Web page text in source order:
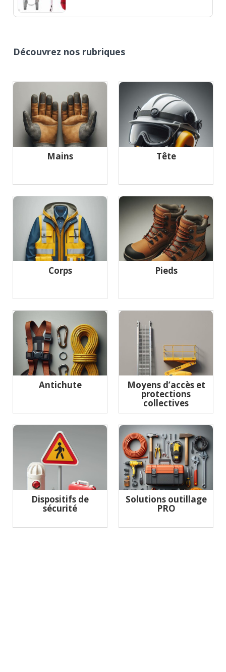
Découvrez nos rubriques
Mains Tête
Corps Pieds
Antichute Moyens d’accès et
protections
collectives
Dispositifs de
sécurité
Solutions outillage
PRO